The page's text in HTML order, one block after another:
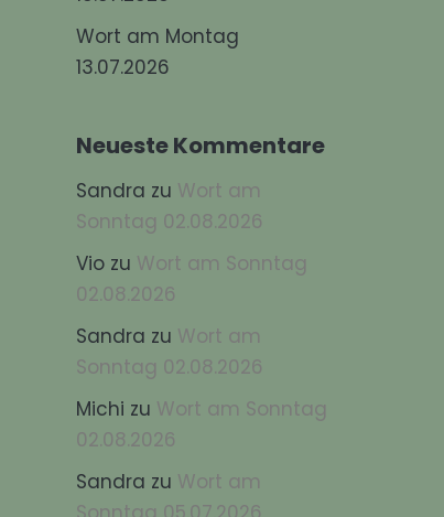
Wort am Montag
13.07.2026
Neueste Kommentare
Sandra zu Wort am
Sonntag 02.08.2026
Viozu Wort am Sonntag
02.08.2026
Sandra zu Wort am
Sonntag 02.08.2026
Michi zu Wort am Sonntag
02.08.2026
Sandra zu Wort am